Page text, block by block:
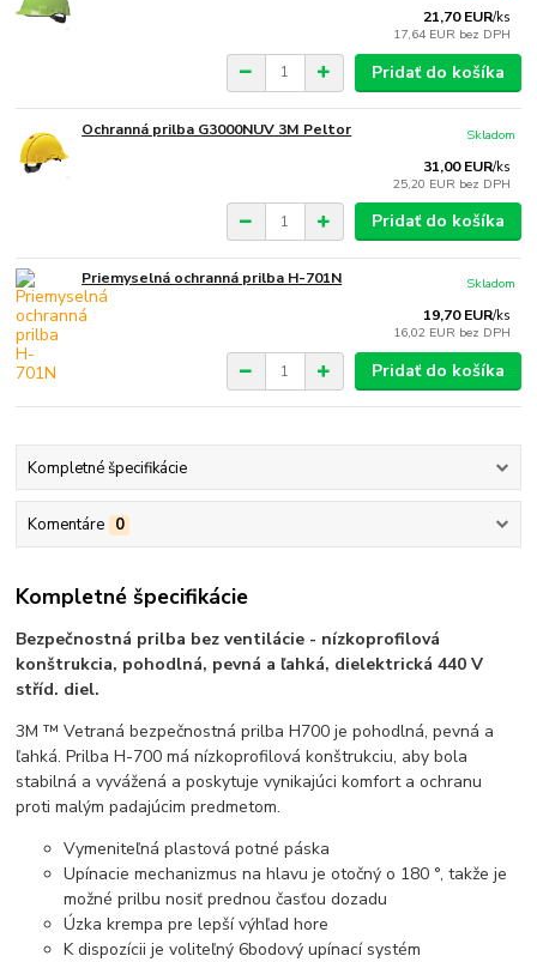
21,70 EUR/ks
17,64 EUR bez DPH
Pridať do košíka
Ochranná prilba G3000NUV 3M Peltor
31,00 EUR/ks
25,20 EUR bez DPH
Skladom
Pridať do košíka
Priemyselná ochranná prilba H-701N
19,70 EUR/ks
16,02 EUR bez DPH
Skladom
Pridať do košíka
Kompletné špecifikácie
Komentáre 0
Kompletné špecifikácie
Bezpečnostná prilba bez ventilácie - nízkoprofilová
konštrukcia, pohodlná, pevná a ľahká, dielektrická‎ 440 V
stříd. diel.
3M ™ Vetraná bezpečnostná prilba H700 je pohodlná, pevná a
ľahká. Prilba H-700 má nízkoprofilová konštrukciu, aby bola
stabilná a vyvážená a poskytuje vynikajúci komfort a ochranu
proti malým padajúcim predmetom.
Vymeniteľná plastová potné páska
Upínacie mechanizmus na hlavu je otočný o 180 °, takže je
možné prilbu nosiť prednou časťou dozadu
Úzka krempa pre lepší výhľad hore
K dispozícii je voliteľný 6bodový upínací systém